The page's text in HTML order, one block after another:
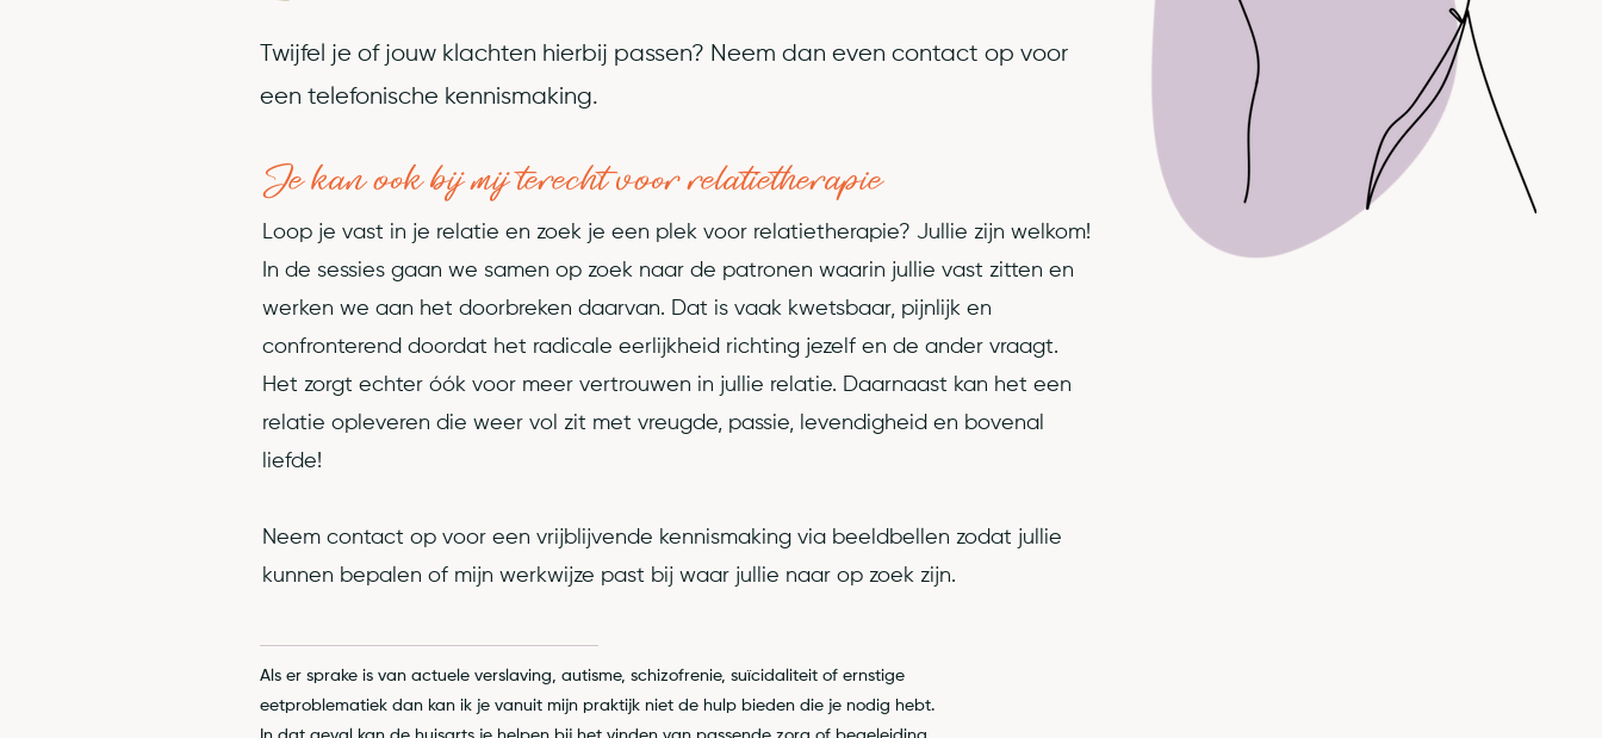
Twijfel je of jouw klachten hierbij passen? Neem dan even contact op voor
een telefonische kennismaking.
Je kan ook bij mij terecht voor relatietherapie
Loop je vast in je relatie en zoek je een plek voor relatietherapie? Jullie zijn welkom!
In de sessies gaan we samen op zoek naar de patronen waarin jullie vast zitten en
werken we aan het doorbreken daarvan. Dat is vaak kwetsbaar, pijnlijk en
confronterend doordat het radicale eerlijkheid richting jezelf en de ander vraagt.
Het zorgt echter óók voor meer vertrouwen in jullie relatie. Daarnaast kan het een
relatie opleveren die weer vol zit met vreugde, passie, levendigheid en bovenal
liefde!
Neem contact op voor een vrijblijvende kennismaking via beeldbellen zodat jullie
kunnen bepalen of mijn werkwijze past bij waar jullie naar op zoek zijn.
Als er sprake is van actuele verslaving, autisme, schizofrenie, suïcidaliteit of ernstige
eetproblematiek dan kan ik je vanuit mijn praktijk niet de hulp bieden die je nodig hebt.